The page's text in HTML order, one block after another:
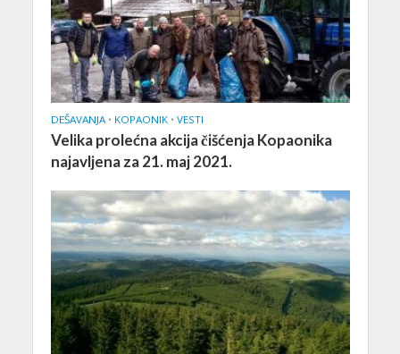
DEŠAVANJA • KOPAONIK • VESTI
Velika prolećna akcija čišćenja Kopaonika
najavljena za 21. maj 2021.